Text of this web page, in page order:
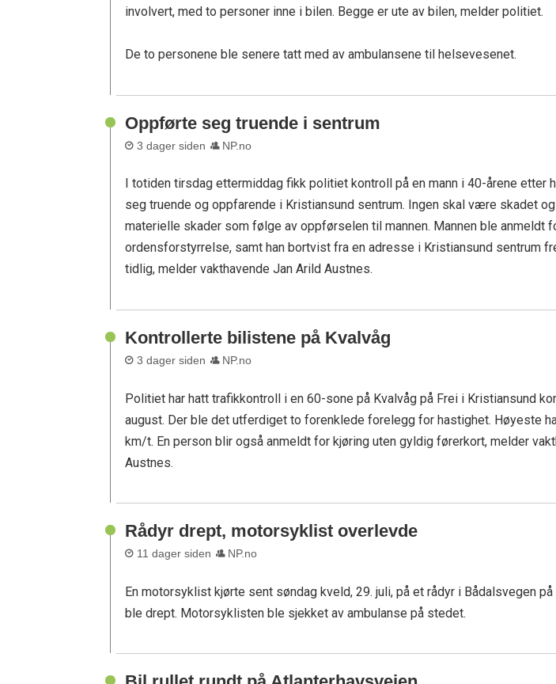
involvert, med to personer inne i bilen. Begge er ute av bilen, melder politiet.
De to personene ble senere tatt med av ambulansene til helsevesenet.
Oppførte seg truende i sentrum
3 dager siden NP.no
I totiden tirsdag ettermiddag fikk politiet kontroll på en mann i 40-årene etter
seg truende og oppfarende i Kristiansund sentrum. Ingen skal være skadet
materielle skader som følge av oppførselen til mannen. Mannen ble anmeldt
ordensforstyrrelse, samt han bortvist fra en adresse i Kristiansund sentrum
tidlig, melder vakthavende Jan Arild Austnes.
Kontrollerte bilistene på Kvalvåg
3 dager siden NP.no
Politiet har hatt trafikkontroll i en 60-sone på Kvalvåg på Frei i Kristiansund
august. Der ble det utferdiget to forenklede forelegg for hastighet. Høyeste
km/t. En person blir også anmeldt for kjøring uten gyldig førerkort, melder
Austnes.
Rådyr drept, motorsyklist overlevde
11 dager siden NP.no
En motorsyklist kjørte sent søndag kveld, 29. juli, på et rådyr i Bådalsvegen på
ble drept. Motorsyklisten ble sjekket av ambulanse på stedet.